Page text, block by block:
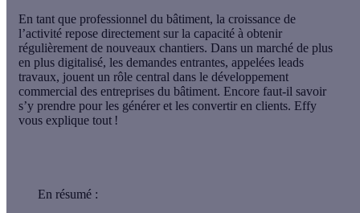
En tant que professionnel du bâtiment, la croissance de
l’activité repose directement sur la capacité à obtenir
régulièrement de nouveaux chantiers. Dans un marché de plus
en plus digitalisé, les demandes entrantes, appelées leads
travaux, jouent un rôle central dans le développement
commercial des entreprises du bâtiment. Encore faut-il savoir
s’y prendre pour les générer et les convertir en clients. Effy
vous explique tout !
En résumé :